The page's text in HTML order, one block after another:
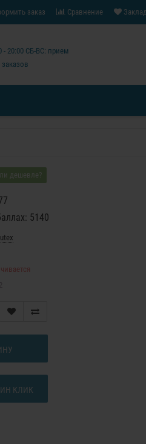
Сравнение
заказ
- 20:00 СБ-ВС: прием
заказов
дешевле?
5140
КЛИК